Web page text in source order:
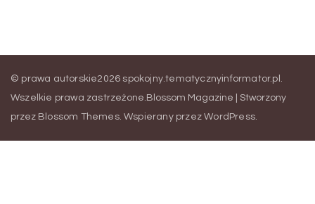
© prawa autorskie2026 spokojny.tematycznyinformator.pl
Wszelkie prawa zastrzeżone. Blossom Magazine | Stworzony
przez Blossom Themes. Wspierany przezWordPress